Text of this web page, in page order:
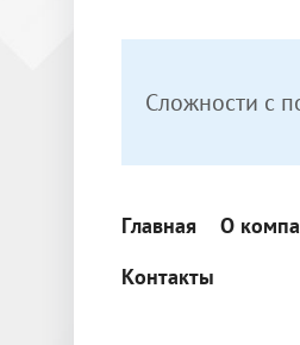
Сложности с
Главная О
Контакты